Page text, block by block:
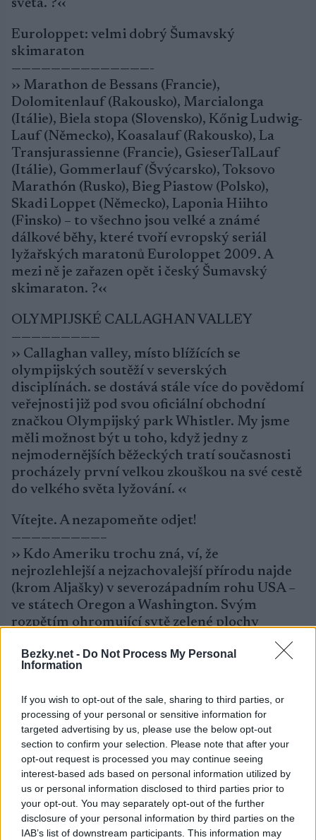
Bezky.net - Do Not Process My Personal
Information
If you wish to opt-out of the sale, sharing to third parties, or
processing of your personal or sensitive information for
targeted advertising by us, please use the below opt-out
section to confirm your selection. Please note that after your
opt-out request is processed you may continue seeing
interest-based ads based on personal information utilized by
us or personal information disclosed to third parties prior to
your opt-out. You may separately opt-out of the further
disclosure of your personal information by third parties on the
IAB’s list of downstream participants. This information may
světa. ?‹‹
Euroloppet: velmi dobrý Šumavský
skimaraton
——————————————-
›› Marathon de Bessans (Francie),
Dolomitenlauf (Rakousko), Marcialonga
(Itálie), Biela stopa (Slovensko), Kőnig Ludwig-
Lauf (Německo), Koasalauf (Rakousko), La
Transjurassienne (Francie), GsieserTalLauf
(Itálie), Gommerlauf (Švýcarsko), Toksovo
Marathón (Rusko), Bieg Piastow (Polsko),
Skadi Loppet (Německo), Laponia Hiihto
(Finsko) – to všechno jsou velké a známé
dálkové běhy, které tvoří evropský seriál
lyžařských maratonů Euroloppet 2009. A
mezi ně je zařazen opět i český Šumavský
skimaraton. ?‹‹
OLYMPIJSKÉ CALLAGHAN VALLEY
—————————
›› Callaghan valley, místo blížících se
olympijských soutěží v severských
disciplínách. se dostává stále více do povědomí
veřejnosti již pod svou oficiální obchodní
značkou Olympijský park Whistler. My jsme
měli možnost být u toho, když jedny z
nejmodernějších běžeckých tratí současnosti
procházely první velkou zkouškou na své cestě
do velkého světa lyžování. ‹‹
Vítejte. A nezapomeňte odjet!
—————————–
›› Kdo Ameriku trochu zná, ví, že
nejrozlehlejší a nejzachovalejší přírodu najde
(krom Aljašky) v severozápadním rohu USA –
ve státech Oregon a Washington. Svým
rozpětím ohromující sytě zelené plochy
zahalené tajuplné pláže chladného pobřeží
Pacifiku, spektakulární skalnaté vrcholky
oběma státy od severu k jihu. Veškerou tuto
podmanivě drsnou krásu střeží z dálky bíle
prozařující ledovcová sopka Mount Rainier. Ze
sluncem zalité, zlaté běžkařské Kalifornie dnes
přes její severní hranice přejeďme do bližšího z
obou států, Oregonu. ‹‹
Šumavá má láska